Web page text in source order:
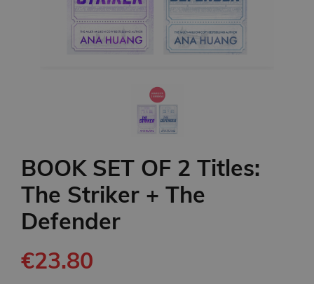
BOOK SET OF 2 Titles:
The Striker + The
Defender
€23.80